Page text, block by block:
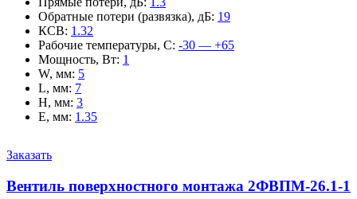
Обратные потери (развязка), дБ: 19
КСВ: 1.32
Рабочие температуры, С: -30 — +65
Мощность, Вт: 1
W, мм: 5
L, мм: 7
H, мм: 3
E, мм: 1.35
Заказать
Вентиль поверхностного монтажа 2ФВПМ-26.1-1